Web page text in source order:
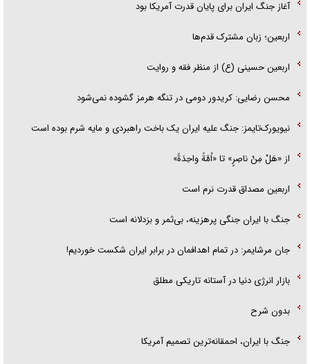
آغاز جنگ ایران برای پایان قدرت آمریکا بود
اربعین؛ زبان مشترک قدم‌ها
اربعین حسینی (ع) از منظر فقه و روایت
محسن رضایی: کریدور دومی در تنگه هرمز گشوده نمی‌شود
نیویورک‌تایمز: جنگ علیه ایران یک باخت راهبردی و مایه شرم بوده است
از «هَلْ مِنْ ناصِرٍ» تا «اُمَّةً واحِدَةً»
اربعین مصداق قدرت نرم است
جنگ با ایران جنگی پرهزینه، بی‌ثمر و بزدلانه است
جان مرشایمر: در تمام اهدافمان در برابر ایران شکست خوردیم!
بازار انرژی دنیا در آستانه تاریکی مطلق
بدون شرح
جنگ با ایران، احمقانه‌ترین تصمیم آمریکا